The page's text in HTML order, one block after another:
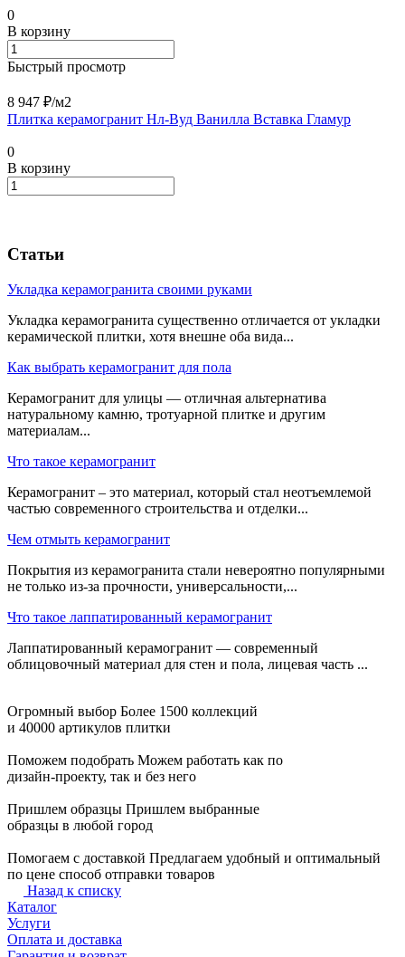
0
В корзину
Быстрый просмотр
8 947 ₽/м2
Плитка керамогранит Нл-Вуд Ванилла Вставка Гламур
0
В корзину
Статьи
Укладка керамогранита своими руками
Укладка керамогранита существенно отличается от укладки
керамической плитки, хотя внешне оба вида...
Как выбрать керамогранит для пола
Керамогранит для улицы — отличная альтернатива
натуральному камню, тротуарной плитке и другим
материалам...
Что такое керамогранит
Керамогранит – это материал, который стал неотъемлемой
частью современного строительства и отделки...
Чем отмыть керамогранит
Покрытия из керамогранита стали невероятно популярными
не только из-за прочности, универсальности,...
Что такое лаппатированный керамогранит
Лаппатированный керамогранит — современный
облицовочный материал для стен и пола, лицевая часть ...
Огромный выбор Более 1500 коллекций
и 40000 артикулов плитки
Поможем подобрать Можем работать как по
дизайн-проекту, так и без него
Пришлем образцы Пришлем выбранные
образцы в любой город
Помогаем с доставкой Предлагаем удобный и оптимальный
по цене способ отправки товаров
Назад к списку
Каталог
Услуги
Оплата и доставка